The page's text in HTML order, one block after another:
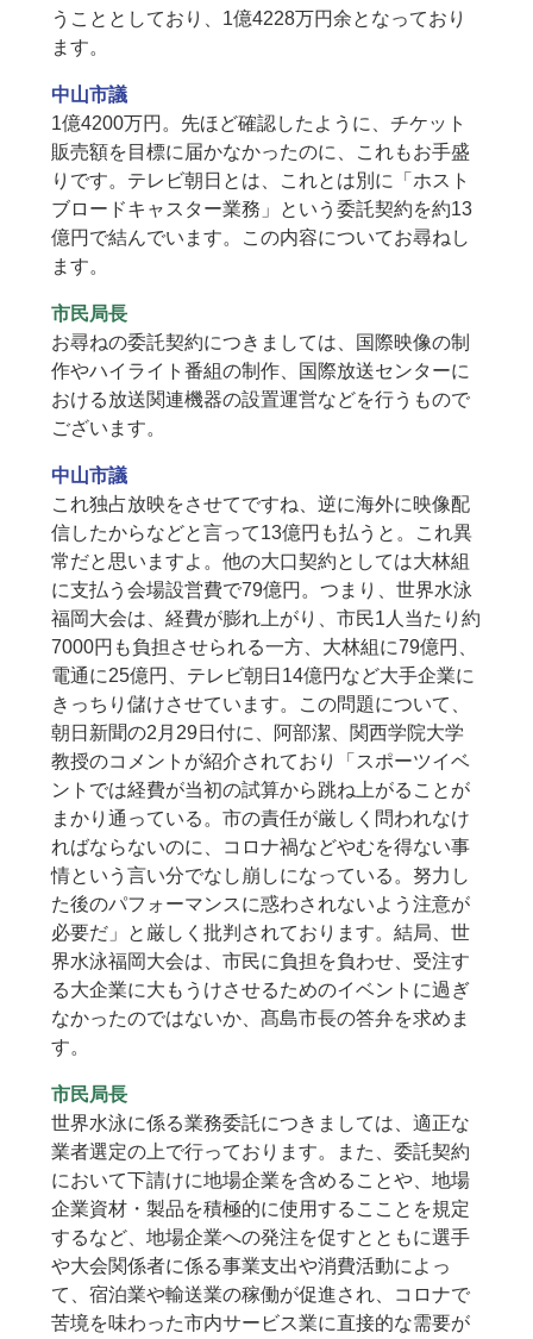
うこととしており、1億4228万円余となっており
ます。
中山市議
1億4200万円。先ほど確認したように、チケット
販売額を目標に届かなかったのに、これもお手盛
りです。テレビ朝日とは、これとは別に「ホスト
ブロードキャスター業務」という委託契約を約13
億円で結んでいます。この内容についてお尋ねし
ます。
市民局長
お尋ねの委託契約につきましては、国際映像の制
作やハイライト番組の制作、国際放送センターに
おける放送関連機器の設置運営などを行うもので
ございます。
中山市議
これ独占放映をさせてですね、逆に海外に映像配
信したからなどと言って13億円も払うと。これ異
常だと思いますよ。他の大口契約としては大林組
に支払う会場設営費で79億円。つまり、世界水泳
福岡大会は、経費が膨れ上がり、市民1人当たり約
7000円も負担させられる一方、大林組に79億円、
電通に25億円、テレビ朝日14億円など大手企業に
きっちり儲けさせています。この問題について、
朝日新聞の2月29日付に、阿部潔、関西学院大学
教授のコメントが紹介されており「スポーツイベ
ントでは経費が当初の試算から跳ね上がることが
まかり通っている。市の責任が厳しく問われなけ
ればならないのに、コロナ禍などやむを得ない事
情という言い分でなし崩しになっている。努力し
た後のパフォーマンスに惑わされないよう注意が
必要だ」と厳しく批判されております。結局、世
界水泳福岡大会は、市民に負担を負わせ、受注す
る大企業に大もうけさせるためのイベントに過ぎ
なかったのではないか、髙島市長の答弁を求めま
す。
市民局長
世界水泳に係る業務委託につきましては、適正な
業者選定の上で行っております。また、委託契約
において下請けに地場企業を含めることや、地場
企業資材・製品を積極的に使用するこことを規定
するなど、地場企業への発注を促すとともに選手
や大会関係者に係る事業支出や消費活動によっ
て、宿泊業や輸送業の稼働が促進され、コロナで
苦境を味わった市内サービス業に直接的な需要が